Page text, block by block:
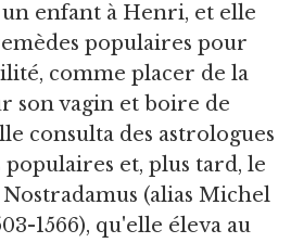
enfant à Henri, et elle
populaires pour
comme placer de la
son vagin et boire de
consulta des astrologues
populaires et, plus tard, le
(alias Michel
1566), qu'elle éleva au